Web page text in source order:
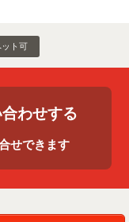
ット可
わせする
せできます